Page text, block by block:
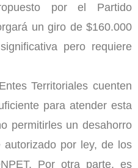
por el Partido
un giro de $160.000
pero requiere
Territoriales cuenten
para atender esta
permitirles un desahorro
por ley, de los
Por otra parte, es